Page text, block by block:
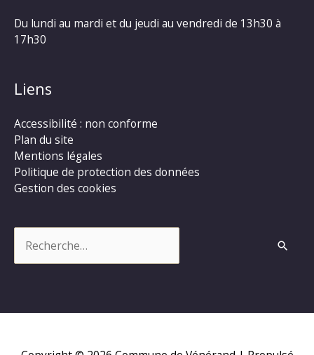
Du lundi au mardi et du jeudi au vendredi de 13h30 à
17h30
Liens
Accessibilité : non conforme
Plan du site
Mentions légales
Politique de protection des données
Gestion des cookies